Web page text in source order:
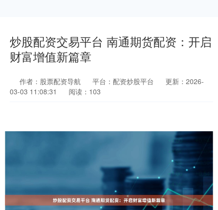
炒股配资交易平台 南通期货配资：开启
财富增值新篇章
作者：股票配资导航 平台：配资炒股平台
更新：2026-
03-03 11:08:31
阅读：103